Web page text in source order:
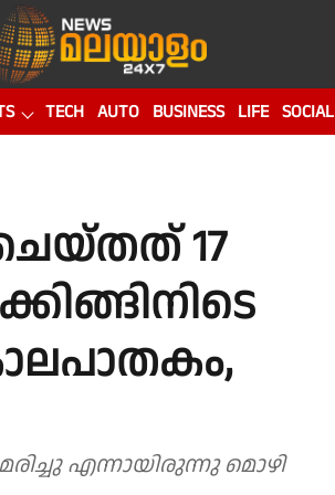
TECH AUTO BUSINESS LIFE SOCIAL
17
എന്നായിരുന്നു മൊഴി